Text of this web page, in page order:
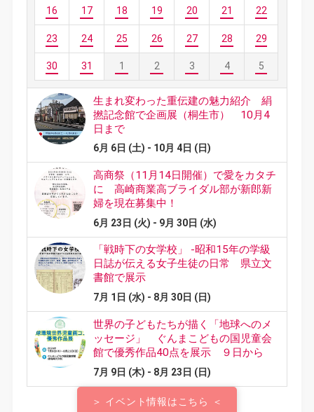
＞ イベント情報はこちら ＜